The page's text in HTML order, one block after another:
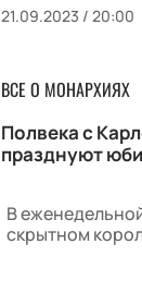
21.09.2023 / 20:00
ВСЕ О МОНАРХИЯХ
Полвека с
празднуют
В
скрытном